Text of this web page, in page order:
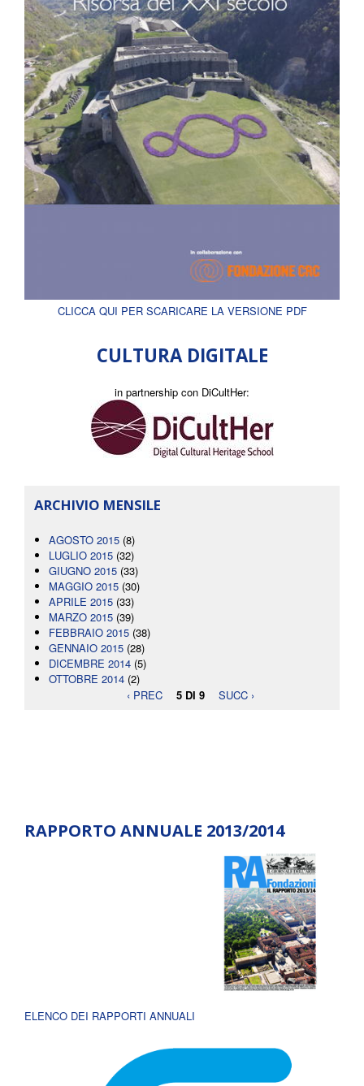
CLICCA QUI PER SCARICARE LA VERSIONE PDF
CULTURA DIGITALE
in partnership con DiCultHer:
ARCHIVIO MENSILE
AGOSTO 2015 (8)
LUGLIO 2015 (32)
GIUGNO 2015 (33)
MAGGIO 2015 (30)
APRILE 2015 (33)
MARZO 2015 (39)
FEBBRAIO 2015 (38)
GENNAIO 2015 (28)
DICEMBRE 2014 (5)
OTTOBRE 2014 (2)
‹ PREC
5 DI 9 SUCC ›
RAPPORTO ANNUALE 2013/2014
ELENCO DEI RAPPORTI ANNUALI